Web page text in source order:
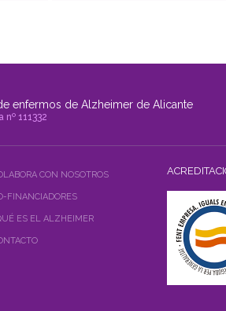
enfermos de Alzheimer de Alicante
111332
CON NOSOTROS
FINANCIADORES
ES EL ALZHEIMER